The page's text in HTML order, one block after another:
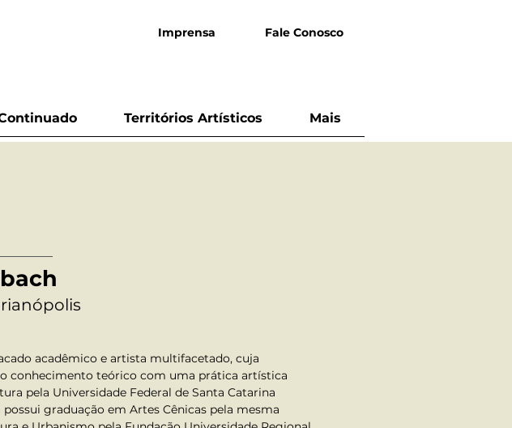
Imprensa Fale Conosco
Territórios Artísticos Mais
acadêmico e artista multifacetado, cuja
conhecimento teórico com uma prática artística
pela Universidade Federal de Santa Catarina
possui graduação em Artes Cênicas pela mesma